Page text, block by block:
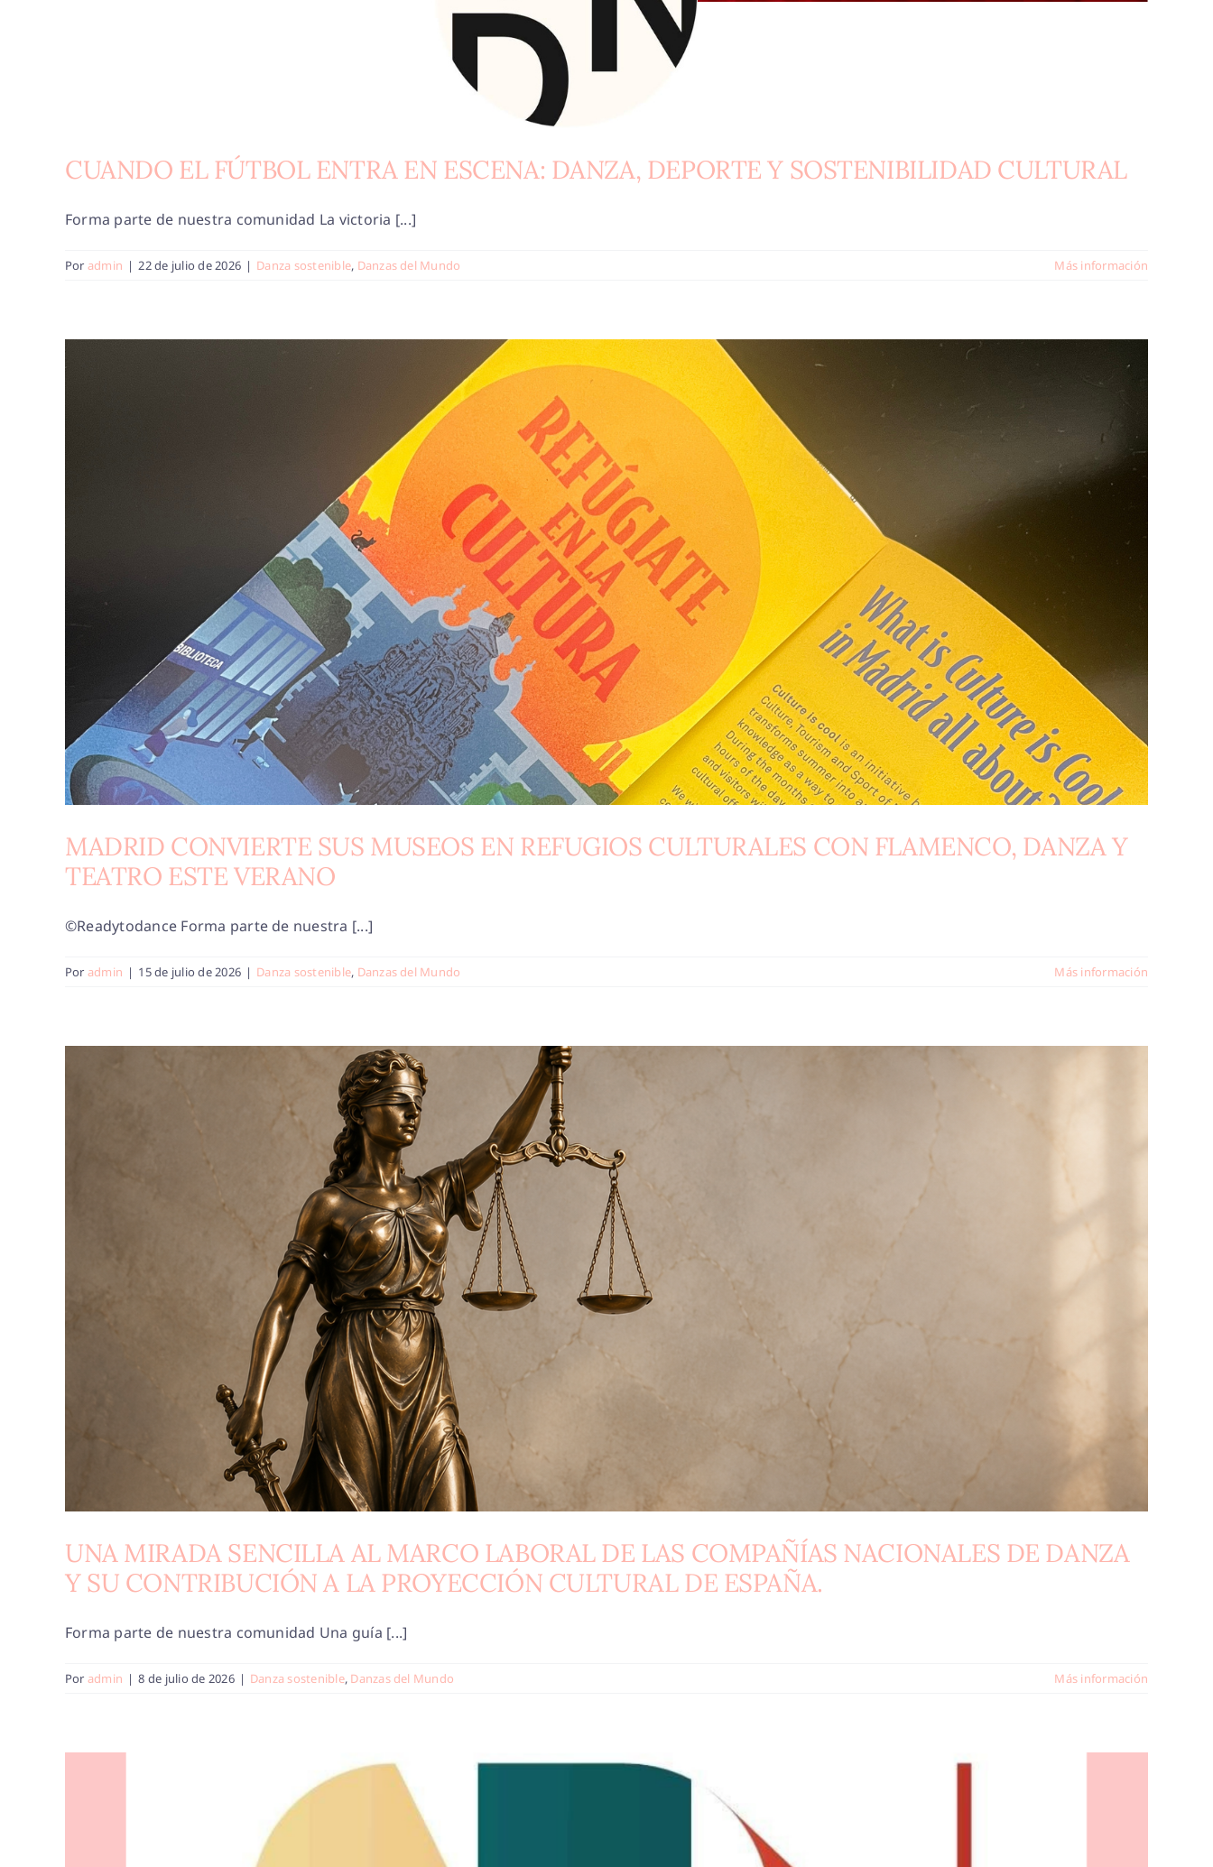
CUANDO EL FÚTBOL ENTRA EN ESCENA: DANZA, DEPORTE Y SOSTENIBILIDAD CULTURAL
Forma parte de nuestra comunidad La victoria [...]
Por admin | 22 de julio de 2026 | Danza sostenible, Danzas del Mundo Más información
MADRID CONVIERTE SUS MUSEOS EN REFUGIOS CULTURALES CON FLAMENCO, DANZA Y
TEATRO ESTE VERANO
©Readytodance Forma parte de nuestra [...]
Por admin | 15 de julio de 2026 | Danza sostenible, Danzas del Mundo Más información
UNA MIRADA SENCILLA AL MARCO LABORAL DE LAS COMPAÑÍAS NACIONALES DE DANZA
Y SU CONTRIBUCIÓN A LA PROYECCIÓN CULTURAL DE ESPAÑA.
Forma parte de nuestra comunidad Una guía [...]
Por admin | 8 de julio de 2026 | Danza sostenible, Danzas del Mundo Más información